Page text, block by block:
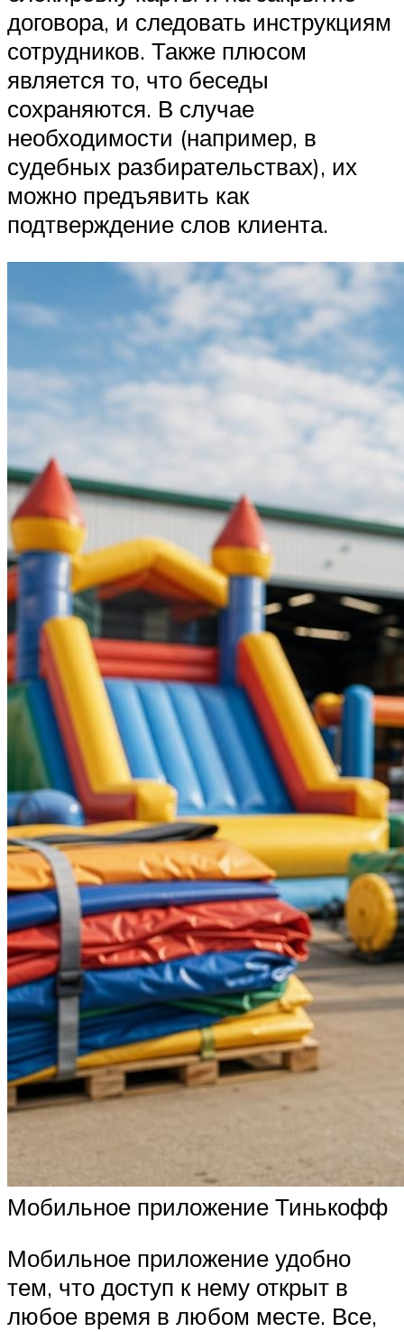
договора, и следовать инструкциям
сотрудников. Также плюсом
является то, что беседы
сохраняются. В случае
необходимости (например, в
судебных разбирательствах), их
можно предъявить как
подтверждение слов клиента.
Мобильное приложение Тинькофф
Мобильное приложение удобно
тем, что доступ к нему открыт в
любое время в любом месте. Все,